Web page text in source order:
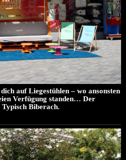
auf Liegestühlen – wo ansonsten
Verfügung standen… Der
Biberach.